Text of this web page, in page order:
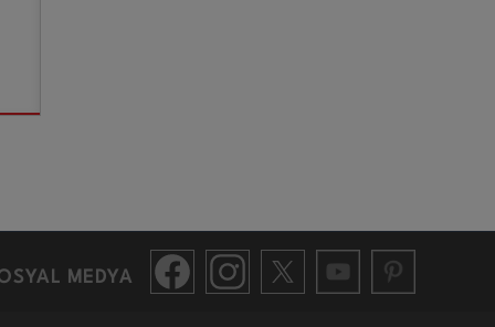
MEDYA